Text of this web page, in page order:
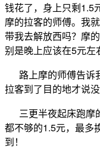
钱花了，身上只剩 1.5
摩的拉客的师傅。我
带我去解放西吗？摩
别是晚上应该在5元左
路上摩的师傅告诉
拉客到了目的地才说没
三更半夜起床跑摩
都不够的1.5元，最多
到！